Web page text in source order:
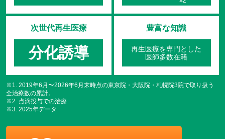
次世代再生医療
分化誘導
豊富な知識
再生医療を専門とした
医師多数在籍
※1. 2019年6月〜2026年6月末時点の東京院・大阪院・札幌院3院で取り扱う
全治療数の累計。
※2. 点滴投与での治療
※3. 2025年データ